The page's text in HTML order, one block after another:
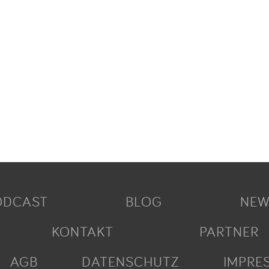
BLOG
KONTAKT
PARTNER
AGB
DATENSCHUTZ